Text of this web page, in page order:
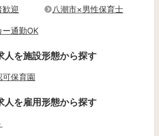
迎 八潮市×男性保育士
通勤OK
人を施設形態から探す
保育園
人を雇用形態から探す